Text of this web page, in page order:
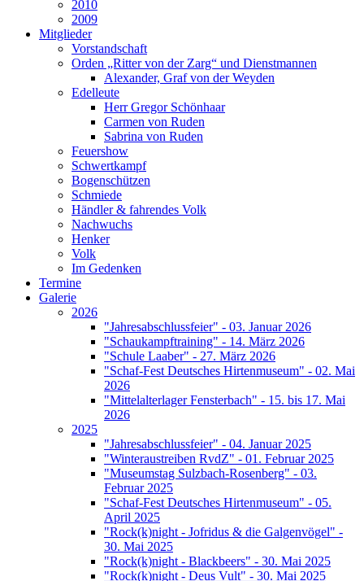
2010
2009
Mitglieder
Vorstandschaft
Orden „Ritter von der Zarg“ und Dienstmannen
Alexander, Graf von der Weyden
Edelleute
Herr Gregor Schönhaar
Carmen von Ruden
Sabrina von Ruden
Feuershow
Schwertkampf
Bogenschützen
Schmiede
Händler & fahrendes Volk
Nachwuchs
Henker
Volk
Im Gedenken
Termine
Galerie
2026
"Jahresabschlussfeier" - 03. Januar 2026
"Schaukampftraining" - 14. März 2026
"Schule Laaber" - 27. März 2026
"Schaf-Fest Deutsches Hirtenmuseum" - 02. Mai
2026
"Mittelalterlager Fensterbach" - 15. bis 17. Mai
2026
2025
"Jahresabschlussfeier" - 04. Januar 2025
"Winteraustreiben RvdZ" - 01. Februar 2025
"Museumstag Sulzbach-Rosenberg" - 03.
Februar 2025
"Schaf-Fest Deutsches Hirtenmuseum" - 05.
April 2025
"Rock(k)night - Jofridus & die Galgenvögel" -
30. Mai 2025
"Rock(k)night - Blackbeers" - 30. Mai 2025
"Rock(k)night - Deus Vult" - 30. Mai 2025